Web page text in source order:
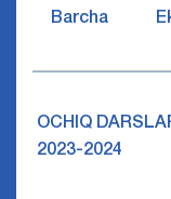
Barcha
OCHIQ
2023-2024